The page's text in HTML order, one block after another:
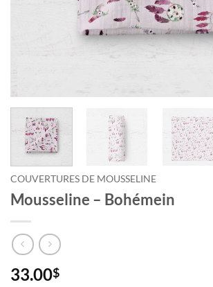
COUVERTURES DE MOUSSELINE
Mousseline – Bohémein
33.00$
Date
de
naissance
Cliquez
ici
pour
10%